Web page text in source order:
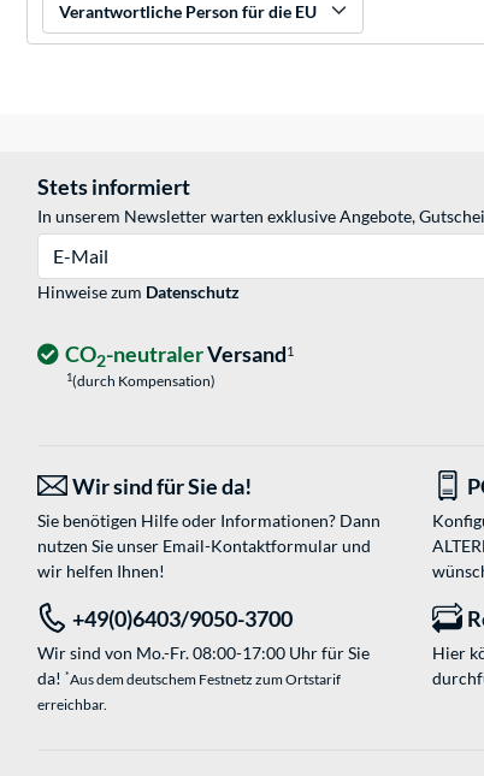
Verantwortliche Person für die EU
Stets informiert
In unserem Newsletter warten exklusive Angebote,
Hinweise zum Datenschutz
CO2-neutralerVersand1
1(durch Kompensation)
Wir sind für Sie da!
Sie benötigen Hilfe oder Informationen? Dann
nutzen Sie unser Email-Kontaktformularund
wir helfen Ihnen!
+49(0)6403/9050-3700
Wir sind von Mo.-Fr. 08:00-17:00 Uhr für Sie
da! *Aus dem deutschem Festnetz zum Ortstarif
erreichbar.
Hier